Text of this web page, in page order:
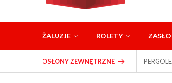
ŻALUZJE ROLETY
OSŁONY ZEWNĘTRZNE PERGOLE